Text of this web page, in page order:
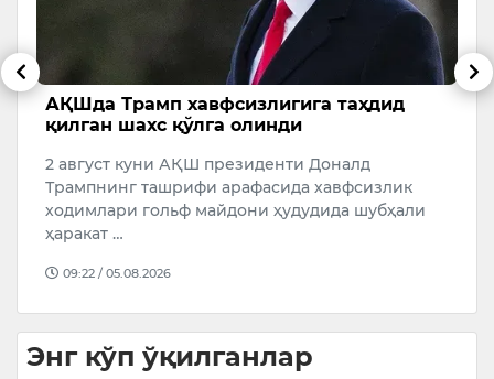
АҚШда Трамп хавфсизлигига таҳдид
қилган шахс қўлга олинди
2 август куни АҚШ президенти Доналд
Трампнинг ташрифи арафасида хавфсизлик
ходимлари гольф майдони ҳудудида шубҳали
ҳаракат …
09:22 / 05.08.2026
Энг кўп ўқилганлар